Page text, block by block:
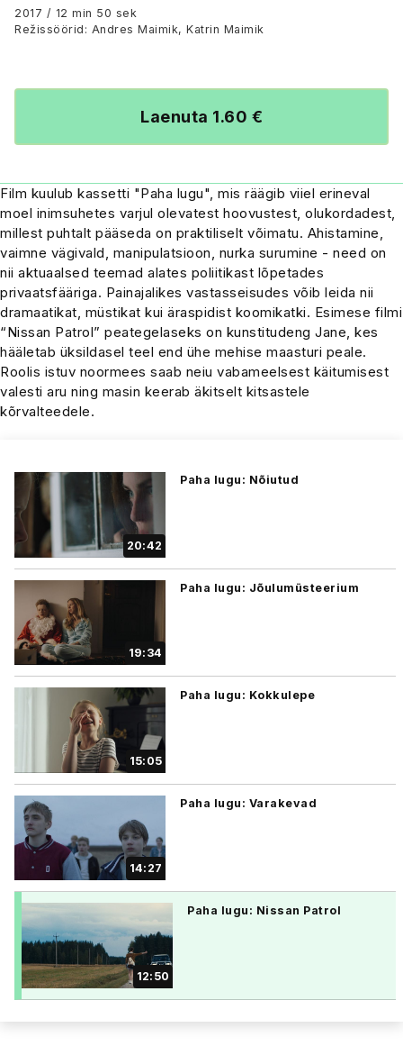
2017 / 12 min 50 sek
Režissöörid: Andres Maimik, Katrin Maimik
Laenuta 1.60 €
Film kuulub kassetti "Paha lugu", mis räägib viiel erineval
moel inimsuhetes varjul olevatest hoovustest, olukordadest,
millest puhtalt pääseda on praktiliselt võimatu. Ahistamine,
vaimne vägivald, manipulatsioon, nurka surumine - need on
nii aktuaalsed teemad alates poliitikast lõpetades
privaatsfääriga. Painajalikes vastasseisudes võib leida nii
dramaatikat, müstikat kui äraspidist koomikatki. Esimese filmi
“Nissan Patrol” peategelaseks on kunstitudeng Jane, kes
hääletab üksildasel teel end ühe mehise maasturi peale.
Roolis istuv noormees saab neiu vabameelsest käitumisest
valesti aru ning masin keerab äkitselt kitsastele
kõrvalteedele.
20:42
Paha lugu: Nõiutud
19:34
Paha lugu: Jõulumüsteerium
15:05
Paha lugu: Kokkulepe
14:27
Paha lugu: Varakevad
12:50
Paha lugu: Nissan Patrol